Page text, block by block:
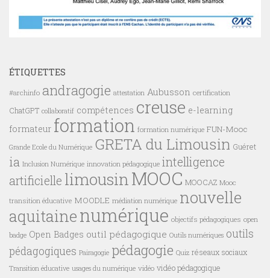
ÉTIQUETTES
#archinfo andragogie attestation Aubusson certification
ChatGPT collaboratif compétences creuse e-learning
formateur formation formation numérique FUN-Mooc
Grande Ecole du Numérique GRETA du Limousin Guéret
ia Inclusion Numérique innovation pédagogique intelligence
artificielle limousin MOOC MOOCAZ Mooc
transition éducative MOODLE médiation numérique nouvelle
aquitainenumérique objectifs pédagogiques open
badge Open Badges outil pédagogique Outils numériques outils
pédagogiques Pairagogie pédagogie Quiz réseaux sociaux
Transition éducative usages du numérique vidéo vidéo pédagogique